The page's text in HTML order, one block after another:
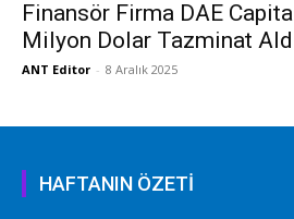
Finansör Firma DAE
Milyon Dolar Tazminat
ANT Editor - 8 Aralık 2025
HAFTANIN ÖZETİ